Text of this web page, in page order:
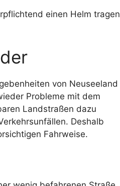
einen Helm tragen
von Neuseeland
Probleme mit dem
Landstraßen dazu
Deshalb
Fahrweise.